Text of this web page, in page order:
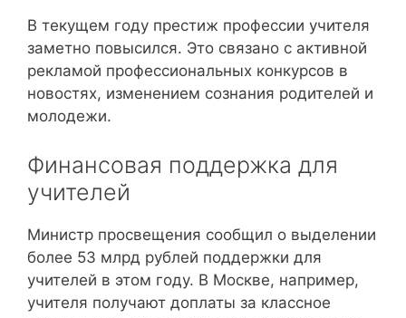
В текущем году престиж профессии учителя
заметно повысился. Это связано с активной
рекламой профессиональных конкурсов в
новостях, изменением сознания родителей и
молодежи.
Финансовая поддержка для
учителей
Министр просвещения сообщил о выделении
более 53 млрд рублей поддержки для
учителей в этом году. В Москве, например,
учителя получают доплаты за классное